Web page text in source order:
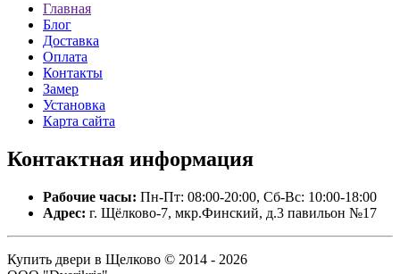
Главная
Блог
Доставка
Оплата
Контакты
Замер
Установка
Карта сайта
Контактная информация
Рабочие часы: Пн-Пт: 08:00-20:00, Сб-Вс: 10:00-18:00
Адрес: г. Щёлково-7, мкр.Финский, д.3 павильон №17
Купить двери в Щелково © 2014 - 2026